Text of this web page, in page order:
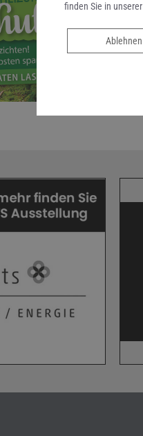
finden Sie in unserer
Ablehnen
Ablehnen